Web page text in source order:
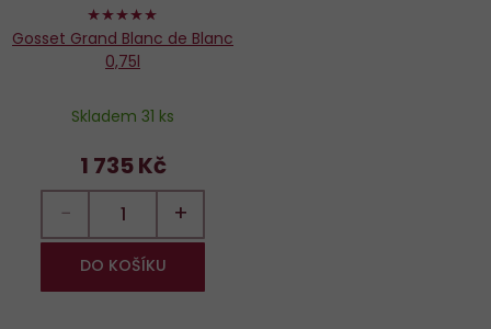
100%
Gosset Grand Blanc de Blanc
0,75l
Skladem 31 ks
1 735 Kč
− +
DO KOŠÍKU